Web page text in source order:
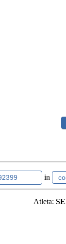
in
Atleta: